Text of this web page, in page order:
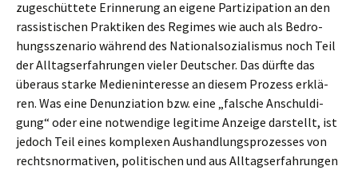
zugeschüt­te­te Erinne­rung an eigene Parti­zi­pa­ti­on an den
rassis­ti­schen Prakti­ken des Regimes wie auch als Bedro­
hungs­sze­na­rio während des Natio­nal­so­zia­lis­mus noch Teil
der Alltags­er­fah­run­gen vieler Deutscher. Das dürfte das
überaus starke Medien­in­ter­es­se an diesem Prozess erklä­
ren. Was eine Denun­zia­ti­on bzw. eine „falsche Anschul­di­
gung“ oder eine notwen­di­ge legiti­me Anzei­ge darstellt, ist
jedoch Teil eines komple­xen Aushand­lungs­pro­zes­ses von
rechts­nor­ma­ti­ven, politi­schen und aus Alltags­er­fah­run­gen